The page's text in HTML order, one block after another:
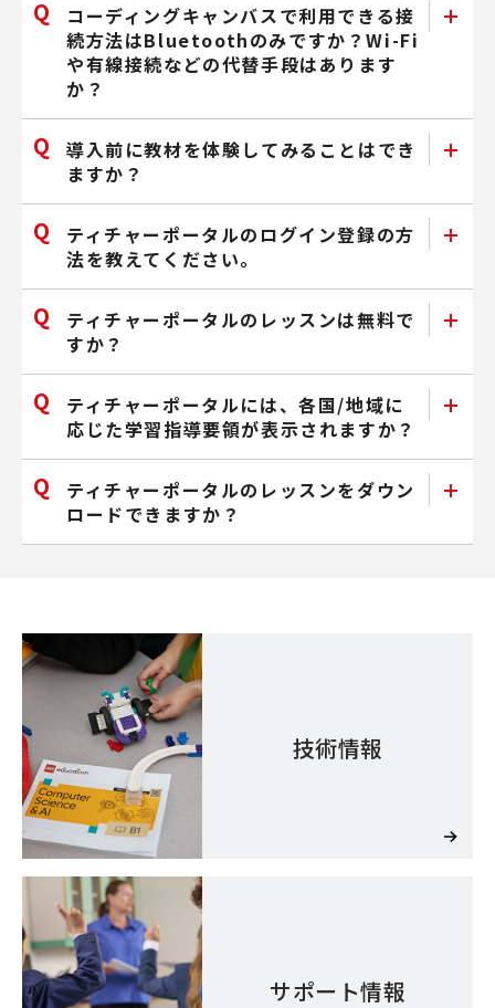
コーディングキャンバスで利用できる接
続方法はBluetoothのみですか？Wi-Fi
や有線接続などの代替手段はあります
か？
導入前に教材を体験してみることはでき
ますか？
ティチャーポータルのログイン登録の方
法を教えてください。
ティチャーポータルのレッスンは無料で
すか？
ティチャーポータルには、各国/地域に
応じた学習指導要領が表示されますか？
ティチャーポータルのレッスンをダウン
ロードできますか？
技術情報
サポート情報